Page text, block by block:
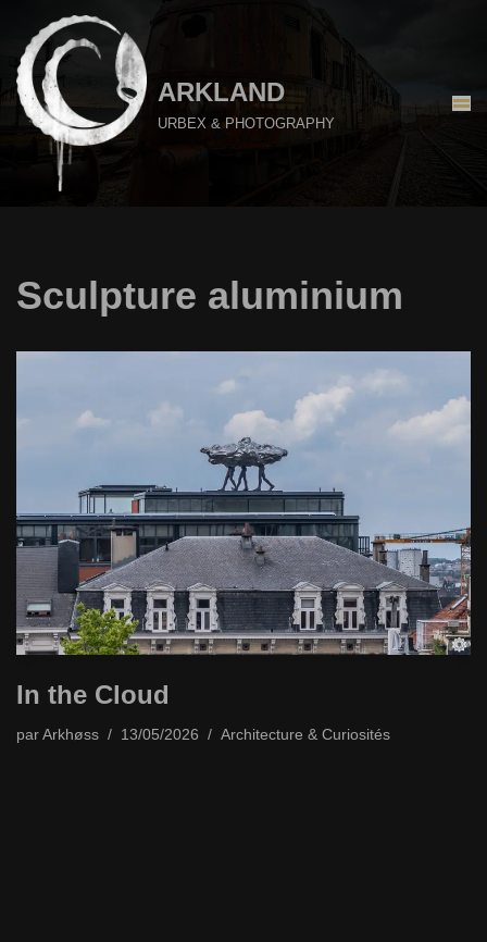
Aller
au
contenu
ARKLAND
URBEX & PHOTOGRAPHY
Sculpture aluminium
In the Cloud
par Arkhøss 13/05/2026 Architecture & Curiosités